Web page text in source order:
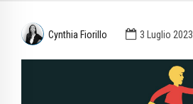
Cynthia Fiorillo 3 Luglio 2023